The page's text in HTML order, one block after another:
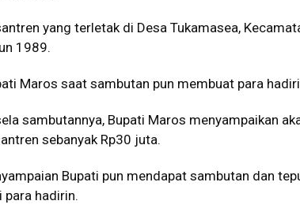
yang terletak di Desa Tukamasea,
1989.
Maros saat sambutan pun membuat para
sambutannya, Bupati Maros menyampaikan
sebanyak Rp30 juta.
Bupati pun mendapat sambutan dan
para hadirin.